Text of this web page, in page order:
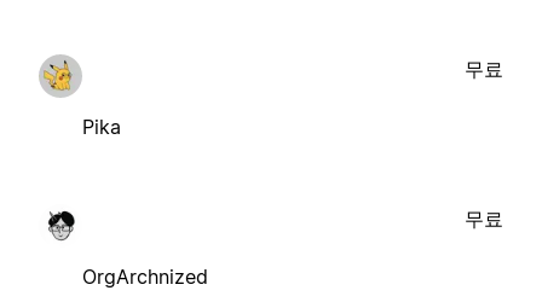
Pika
무료
OrgArchnized
무료